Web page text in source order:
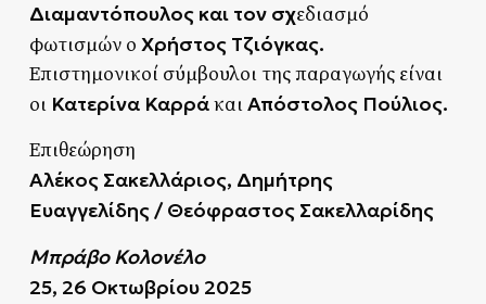
Διαμαντόπουλος και τον σχεδιασμό
φωτισμών ο Χρήστος Τζιόγκας.
Επιστημονικοί σύμβουλοι της παραγωγής είναι
οιΚατερίνα ΚαρράκαιΑπόστολος Πούλιος.
Επιθεώρηση
Αλέκος Σακελλάριος, Δημήτρης
Ευαγγελίδης / Θεόφραστος Σακελλαρίδης
Μπράβο Κολονέλο
25, 26 Οκτωβρίου 2025